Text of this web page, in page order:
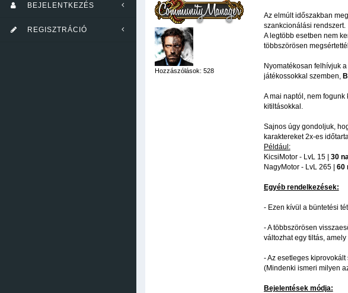
BEJELENTKEZÉS
REGISZTRÁCIÓ
Hozzászólások: 528
Az elmúlt időszakban
szankcionálási rendszert.
A legtöbb esetben nem
többszörösen
Nyomatékosan felhívjuk
játékossokkal szemben,
A mai naptól, nem
kitiltásokkal.
Sajnos úgy gondoljuk,
karaktereket 2x-es
Például:
KicsiMotor - LvL 15 | 30
NagyMotor - LvL 265 | 60
Egyéb rendelkezések:
- Ezen kívül a büntetési
- A többszörösen
változhat egy tiltás, amely
- Az esetleges
(Mindenki ismeri milyen
Bejelentések módja: